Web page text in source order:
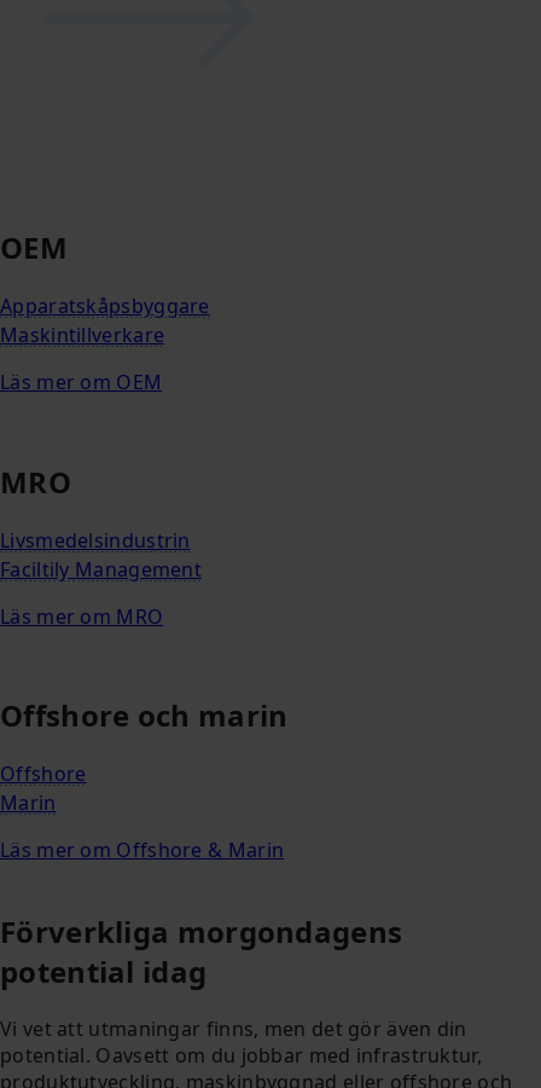
OEM
Apparatskåpsbyggare
Maskintillverkare
Läs mer om OEM
MRO
Livsmedelsindustrin
Faciltily Management
Läs mer om MRO
Offshore och marin
Offshore
Marin
Läs mer om Offshore & Marin
Förverkliga morgondagens
potential idag
Vi vet att utmaningar finns, men det gör även din
potential. Oavsett om du jobbar med infrastruktur,
produktutveckling, maskinbyggnad eller offshore och